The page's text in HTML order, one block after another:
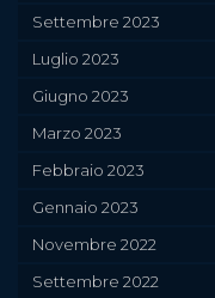
Settembre 2023
Luglio 2023
Giugno 2023
Marzo 2023
Febbraio 2023
Gennaio 2023
Novembre 2022
Settembre 2022